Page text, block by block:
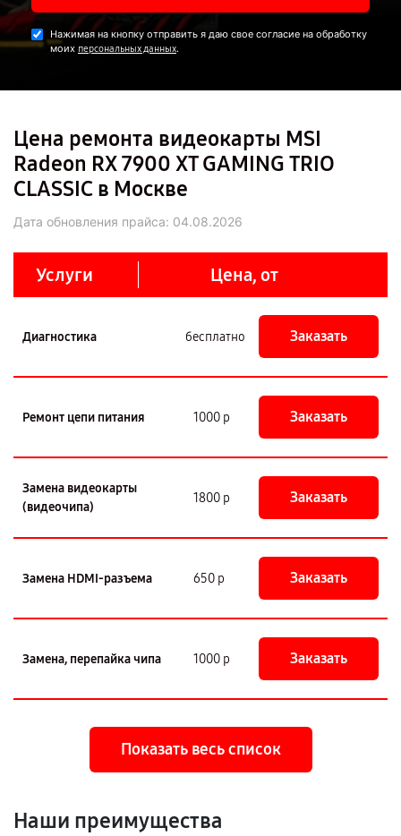
Нажимая на кнопку отправить я даю свое согласие на обработку
моих персональных данных.
Цена ремонта видеокарты MSI
Radeon RX 7900 XT GAMING TRIO
CLASSIC в Москве
Дата обновления прайса: 04.08.2026
Услуги Цена, от
Диагностика бесплатно Заказать
Ремонт цепи питания 1000 р Заказать
Замена видеокарты
(видеочипа)
1800 р Заказать
Замена HDMI-разъема 650 р Заказать
Замена, перепайка чипа 1000 р Заказать
Показать весь список
Наши преимущества